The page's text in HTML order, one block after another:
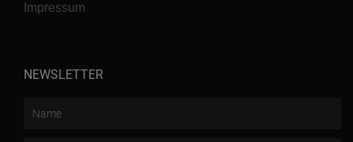
Impressum
NEWSLETTER